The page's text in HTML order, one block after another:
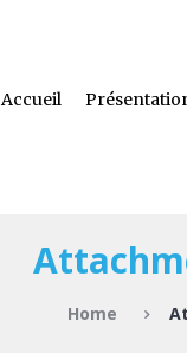
Accueil
Home